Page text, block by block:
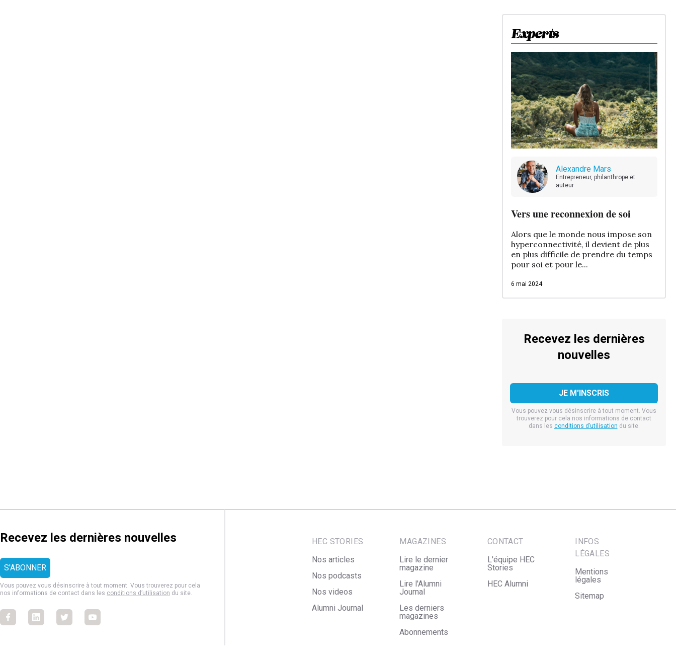
Experts
Alexandre Mars
Entrepreneur, philanthrope et
auteur
Vers une reconnexion de soi
Alors que le monde nous impose son
hyperconnectivité, il devient de plus
en plus difficile de prendre du temps
pour soi et pour le...
6 mai 2024
Recevez les dernières
nouvelles
Vous pouvez vous désinscrire à tout moment. Vous
trouverez pour cela nos informations de contact
dans les conditions d’utilisation du site.
Recevez les dernières nouvelles
Vous pouvez vous désinscrire à tout moment. Vous trouverez pour cela
nos informations de contact dans les conditions d’utilisation du site.
FacebookFacebookFacebookFacebook
HEC STORIES
Nos articles
Nos podcasts
Nos videos
Alumni Journal
MAGAZINES
Lire le dernier
magazine
Lire l'Alumni
Journal
Les derniers
magazines
Abonnements
CONTACT
L'équipe HEC
Stories
HEC Alumni
INFOS
LÉGALES
Mentions
légales
Sitemap